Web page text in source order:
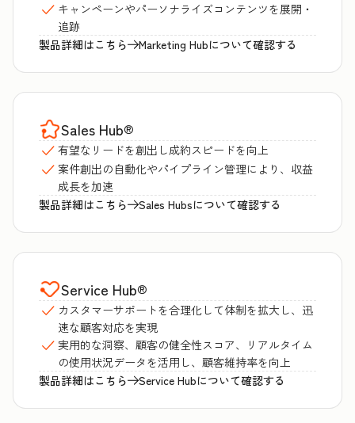
キャンペーンやパーソナライズコンテンツを展開・
追跡
製品詳細はこちら
Marketing Hubについて確認する
Sales Hub®
有望なリードを創出し成約スピードを向上
案件創出の自動化やパイプライン管理により、収益
成長を加速
製品詳細はこちら
Sales Hubsについて確認する
Service Hub®
カスタマーサポートを合理化して体制を拡大し、迅
速な顧客対応を実現
実用的な洞察、顧客の健全性スコア、リアルタイム
の使用状況データを活用し、顧客維持率を向上
製品詳細はこちら
Service Hubについて確認する